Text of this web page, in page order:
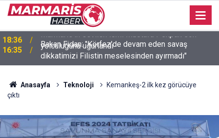
16:35
Bakan Fidan: "Körfez'de devam eden savaş
dikkatimizi Filistin meselesinden ayırmadı"
Anasayfa Teknoloji
Kemankeş-2 ilk kez görücüye
çıktı